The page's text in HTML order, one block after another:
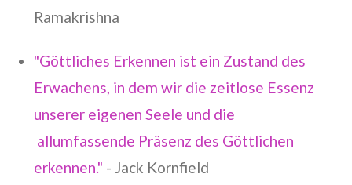
Ramakrishna
"Göttliches Erkennen ist ein Zustand des
Erwachens, in dem wir die zeitlose Essenz
unserer eigenen Seele und die
allumfassende Präsenz des Göttlichen
erkennen." - Jack Kornfield